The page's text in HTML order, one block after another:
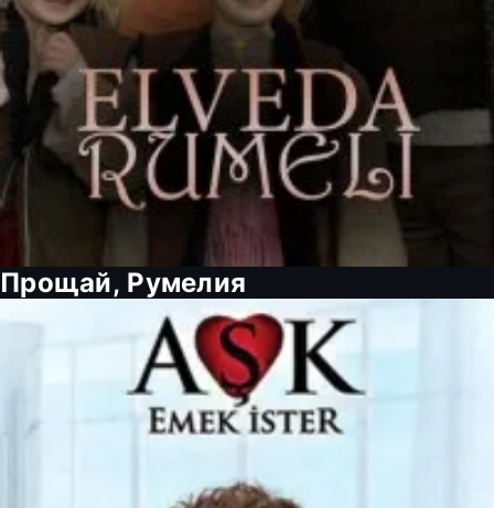
Прощай, Румелия